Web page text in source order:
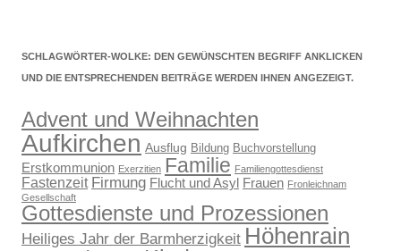
SCHLAGWÖRTER-WOLKE: DEN GEWÜNSCHTEN BEGRIFF ANKLICKEN
UND DIE ENTSPRECHENDEN BEITRÄGE WERDEN IHNEN ANGEZEIGT.
Advent und Weihnachten
Aufkirchen Ausflug Bildung Buchvorstellung
Erstkommunion Exerzitien Familie Familiengottesdienst
Fastenzeit Firmung Flucht und Asyl Frauen Fronleichnam
Gesellschaft
Gottesdienste und Prozessionen
Heiliges Jahr der Barmherzigkeit Höhenrain